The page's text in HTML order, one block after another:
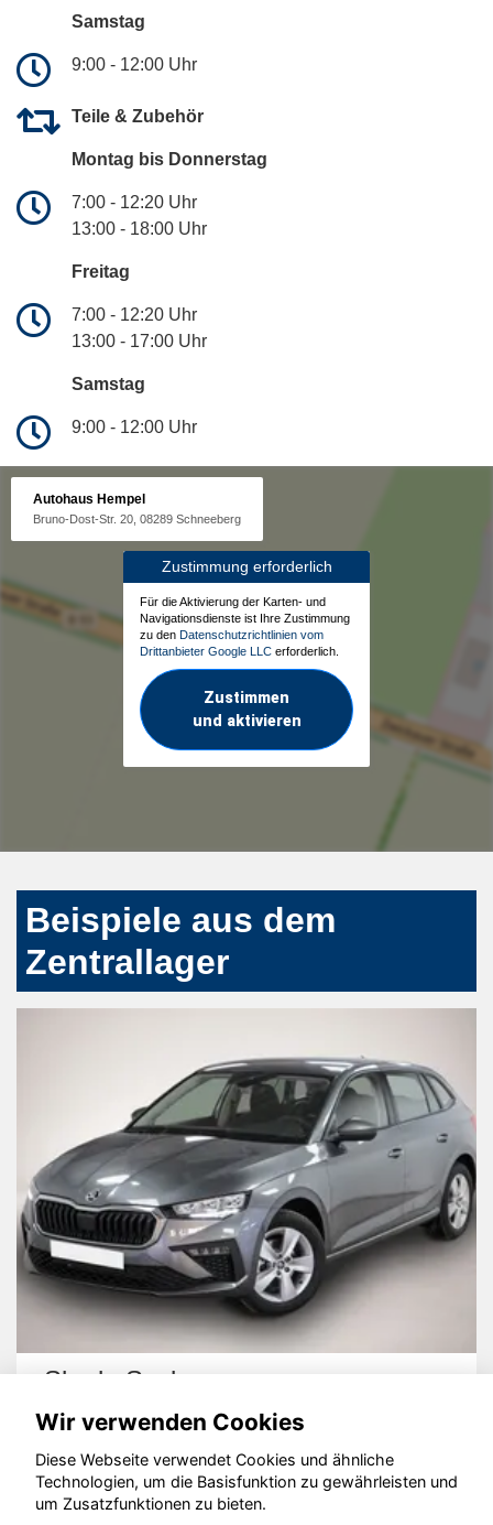
Samstag
9:00 - 12:00 Uhr
Teile & Zubehör
Montag bis Donnerstag
7:00 - 12:20 Uhr
13:00 - 18:00 Uhr
Freitag
7:00 - 12:20 Uhr
13:00 - 17:00 Uhr
Samstag
9:00 - 12:00 Uhr
Autohaus Hempel
Bruno-Dost-Str. 20, 08289 Schneeberg
Zustimmung erforderlich
Für die Aktivierung der Karten- und
Navigationsdienste ist Ihre Zustimmung
zu den Datenschutzrichtlinien vom
Drittanbieter Google LLC erforderlich.
Zustimmen
und aktivieren
Beispiele aus dem
Zentrallager
Skoda Fabia
© konjunkturmotor.de GmbH 2020 - 2026
Wir verwenden Cookies
Diese Webseite verwendet Cookies und ähnliche
Technologien, um die Basisfunktion zu gewährleisten und
um Zusatzfunktionen zu bieten.